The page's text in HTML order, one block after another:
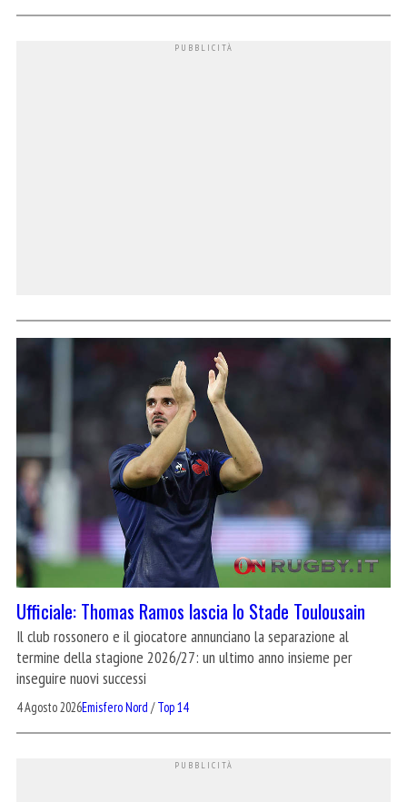
Ufficiale: Thomas Ramos lascia lo Stade Toulousain
Il club rossonero e il giocatore annunciano la separazione al
termine della stagione 2026/27: un ultimo anno insieme per
inseguire nuovi successi
4 Agosto 2026Emisfero Nord /Top 14